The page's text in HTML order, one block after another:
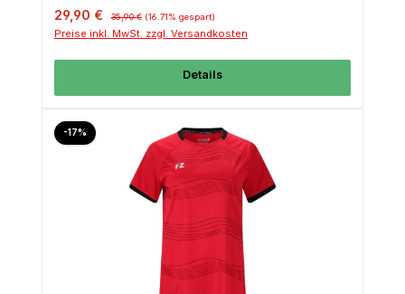
Verkaufspreis:
29,90 € Regulärer Preis:
35,90 € (16.71% gespart)
Preise inkl. MwSt. zzgl. Versandkosten
Details
-17%Rabatt